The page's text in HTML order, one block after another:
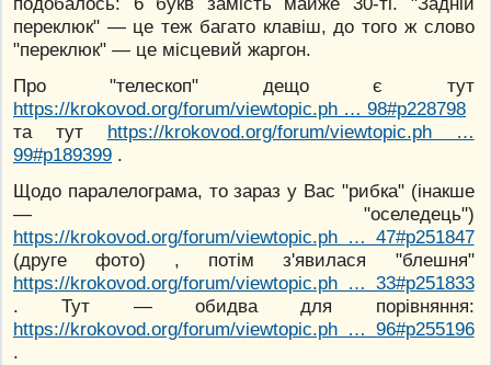
переклюк" — це теж багато клавіш, до того ж слово
"переклюк" — це місцевий жаргон.
Про "телескоп" дещо є тут
https://krokovod.org/forum/viewtopic.ph … 98#p228798
та тут https://krokovod.org/forum/viewtopic.ph …
99#p189399 .
Щодо паралелограма, то зараз у Вас "рибка" (інакше
— "оселедець")
https://krokovod.org/forum/viewtopic.ph … 47#p251847
(друге фото) , потім з'явилася "блешня"
https://krokovod.org/forum/viewtopic.ph … 33#p251833
. Тут — обидва для порівняння:
https://krokovod.org/forum/viewtopic.ph … 96#p255196
.